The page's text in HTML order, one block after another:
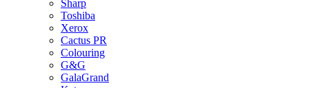
Sharp
Toshiba
Xerox
Cactus PR
Colouring
G&G
GalaGrand